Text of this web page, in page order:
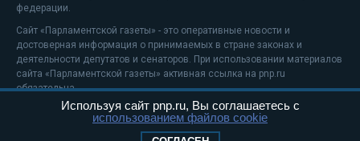
федерации.
Сайт «Парламентской газеты» - это оперативные новости и
достоверная информация о принимаемых в стране законах и
деятельности депутатов и сенаторов. При использовании материалов
сайта «Парламентской газеты» активная ссылка на pnp.ru
обязательна.
На информационном ресурсе применяютсярекомендательные
Используя сайт pnp.ru, Вы соглашаетесь с
использованием файлов cookie